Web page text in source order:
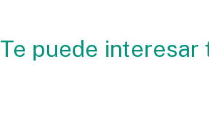
Te puede interesar